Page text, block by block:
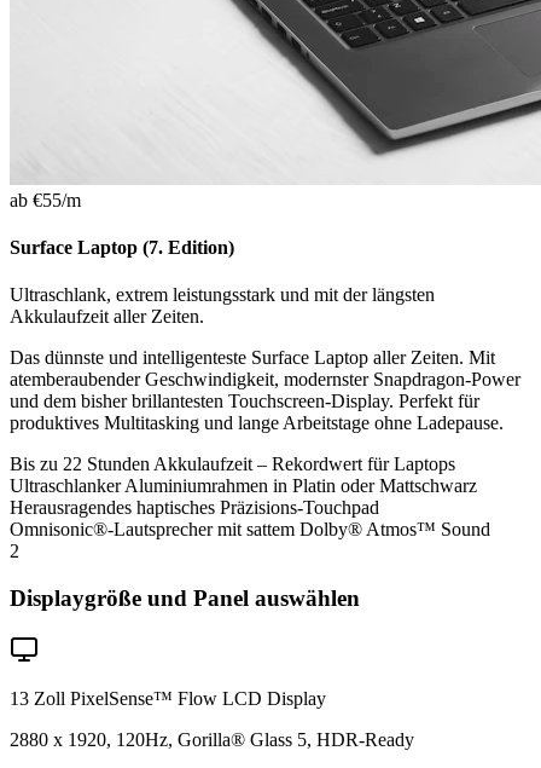
ab €55/m
Surface Laptop (7. Edition)
Ultraschlank, extrem leistungsstark und mit der längsten
Akkulaufzeit aller Zeiten.
Das dünnste und intelligenteste Surface Laptop aller Zeiten. Mit
atemberaubender Geschwindigkeit, modernster Snapdragon-Power
und dem bisher brillantesten Touchscreen-Display. Perfekt für
produktives Multitasking und lange Arbeitstage ohne Ladepause.
Bis zu 22 Stunden Akkulaufzeit – Rekordwert für Laptops
Ultraschlanker Aluminiumrahmen in Platin oder Mattschwarz
Herausragendes haptisches Präzisions-Touchpad
Omnisonic®-Lautsprecher mit sattem Dolby® Atmos™ Sound
2
Displaygröße und Panel auswählen
13 Zoll PixelSense™ Flow LCD Display
2880 x 1920, 120Hz, Gorilla® Glass 5, HDR-Ready